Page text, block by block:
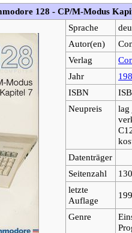
128 - CP/M-Modus
Sprache
Autor(en)
Verlag
Jahr
ISBN
Neupreis
lag
Datenträger
Seitenzahl
130
letzte
Auflage
Genre